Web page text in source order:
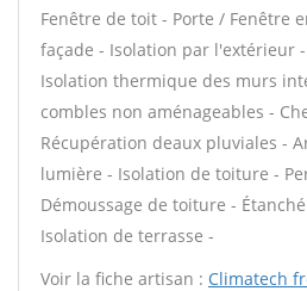
Fenêtre de toit - Porte / Fenêtre
façade - Isolation par l'extérieur
Isolation thermique des murs
combles non aménageables -
Récupération deaux pluviales -
lumière - Isolation de toiture -
Démoussage de toiture -
Isolation de terrasse -
Voir la fiche artisan : Climatech